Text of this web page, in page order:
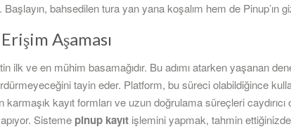
bahsedilen tura yan yana koşalım hem de Pinup’ın
Aşaması
ilk ve en mühim basamağıdır. Bu adımı atarken yaşanan
tayin eder. Platform, bu süreci olabildiğince
kayıt formları ve uzun doğrulama süreçleri
Sisteme pinup kayıt işlemini yapmak, tahmin